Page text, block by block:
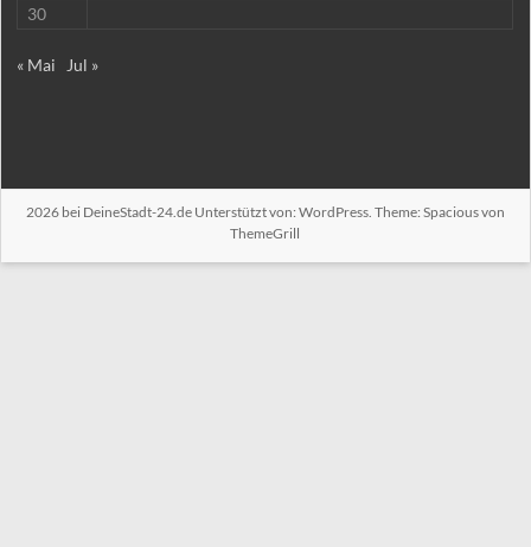
30
« Mai Jul »
2026 bei DeineStadt-24.deUnterstützt von: WordPress. Theme: Spacious von
ThemeGrill